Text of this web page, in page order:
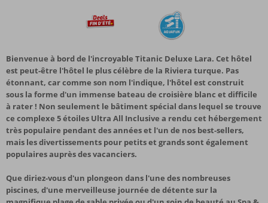
Bienvenue à bord de l'incroyable Titanic Deluxe Lara. Cet hôtel
est peut-être l'hôtel le plus célèbre de la Riviera turque. Pas
étonnant, car comme son nom l'indique, l'hôtel est construit
sous la forme d'un immense bateau de croisière blanc et difficile
à rater ! Non seulement le bâtiment spécial dans lequel se trouve
ce complexe 5 étoiles Ultra All Inclusive a rendu cet hébergement
très populaire pendant des années et l'un de nos best-sellers,
mais les divertissements pour petits et grands sont également
populaires auprès des vacanciers.
Que diriez-vous d'un plongeon dans l'une des nombreuses
piscines, d'une merveilleuse journée de détente sur la